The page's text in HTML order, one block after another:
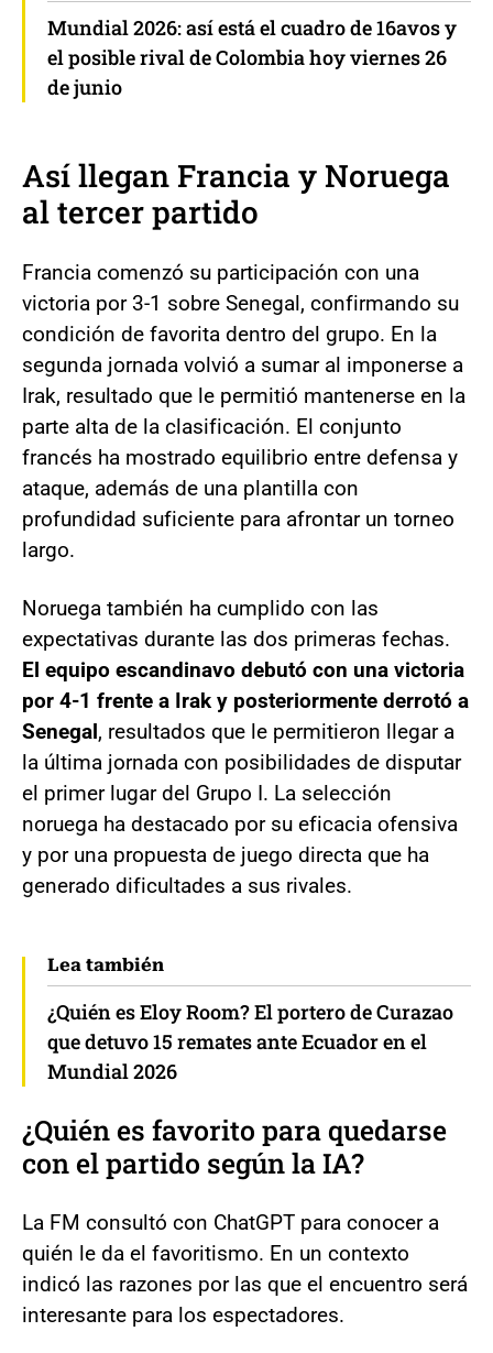
Mundial 2026: así está el cuadro de 16avos y
el posible rival de Colombia hoy viernes 26
de junio
Así llegan Francia y Noruega
al tercer partido
Francia comenzó su participación con una
victoria por 3-1 sobre Senegal, confirmando su
condición de favorita dentro del grupo. En la
segunda jornada volvió a sumar al imponerse a
Irak, resultado que le permitió mantenerse en la
parte alta de la clasificación. El conjunto
francés ha mostrado equilibrio entre defensa y
ataque, además de una plantilla con
profundidad suficiente para afrontar un torneo
largo.
Noruega también ha cumplido con las
expectativas durante las dos primeras fechas.
El equipo escandinavo debutó con una victoria
por 4-1 frente a Irak y posteriormente derrotó a
Senegal, resultados que le permitieron llegar a
la última jornada con posibilidades de disputar
el primer lugar del Grupo I. La selección
noruega ha destacado por su eficacia ofensiva
y por una propuesta de juego directa que ha
generado dificultades a sus rivales.
Lea también
¿Quién es Eloy Room? El portero de Curazao
que detuvo 15 remates ante Ecuador en el
Mundial 2026
¿Quién es favorito para quedarse
con el partido según la IA?
La FM consultó con ChatGPT para conocer a
quién le da el favoritismo. En un contexto
indicó las razones por las que el encuentro será
interesante para los espectadores.